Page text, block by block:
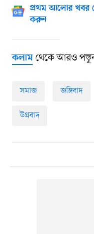
প্রথম আলোর খবর
করুন
কলামথেকে আরও
সমাজ জঙ্গিবাদ
উগ্রবাদ